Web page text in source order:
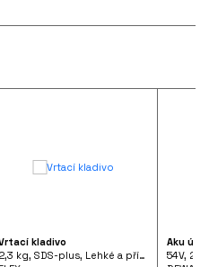
kladivo
2,3 kg, SDS-plus, Lehké a příruční vrtací kladivo 710 W pistolového tvaru, FHE 2-22 SDS-plus 230/CEE
Aku
54V,